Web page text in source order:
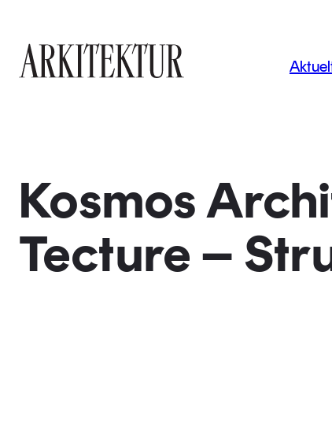
Kosmos
Tecture –